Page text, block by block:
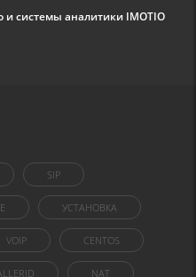
и системы аналитики IMOTIO
SIP
УСТАНОВКА
VOIP CENTOS
NAT